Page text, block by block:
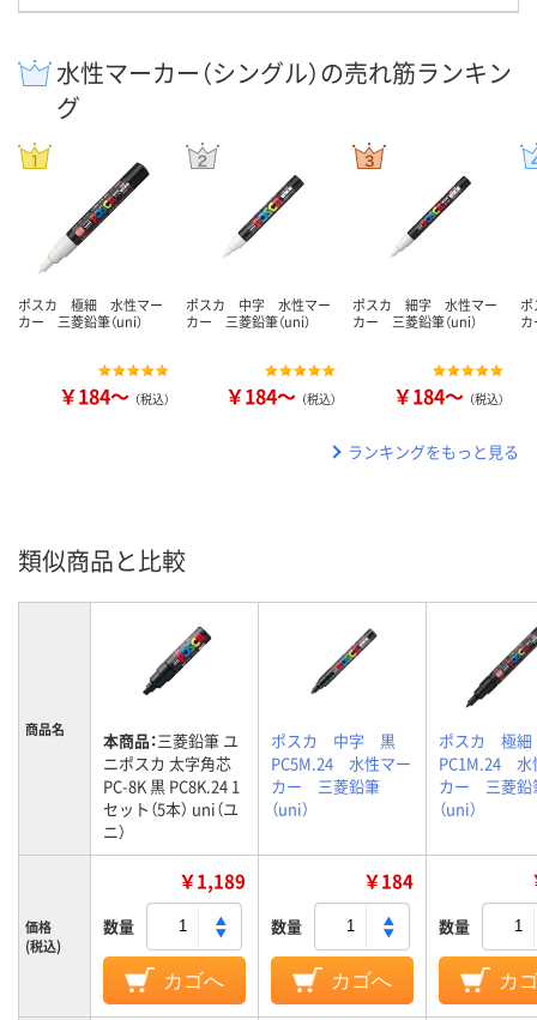
水性マーカー（シングル）の売れ筋ランキン
グ
ポスカ 極細 水性マー
カー 三菱鉛筆（uni）
￥184～ （税込）
ポスカ 中字 水性マー
カー 三菱鉛筆（uni）
￥184～ （税込）
ポスカ 細字 水性マー
カー 三菱鉛筆（uni）
￥184～ （税込）
ランキングをもっと見る
類似商品と比較
商品名 本商品：三菱鉛筆 ユ
ニポスカ 太字角芯
PC-8K 黒 PC8K.24 1
セット（5本） uni（ユ
ニ）
ポスカ 中字 黒
PC5M.24 水性マー
カー 三菱鉛筆
（uni）
ポスカ 極
PC1M.24 水
カー 三菱鉛
（uni）
価格
(税込)
￥1,189
数量
カゴへ
￥184
数量
カゴへ
数量
カ